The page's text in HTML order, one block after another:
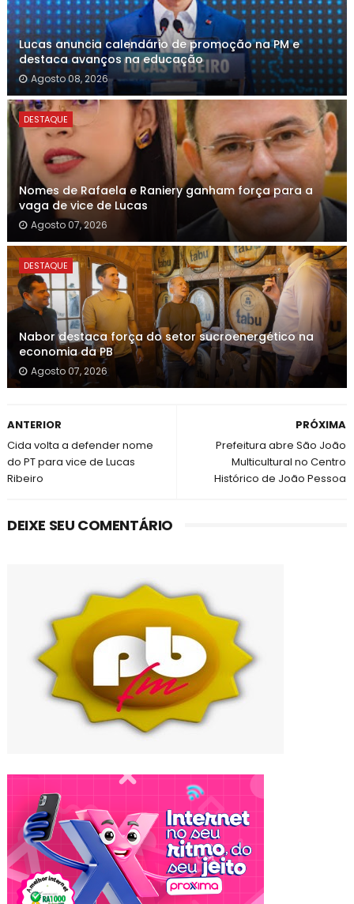
Lucas anuncia calendário de promoção na PM e
destaca avanços na educação
Agosto 08, 2026
DESTAQUE
Nomes de Rafaela e Raniery ganham força para a
vaga de vice de Lucas
Agosto 07, 2026
DESTAQUE
Nabor destaca força do setor sucroenergético na
economia da PB
Agosto 07, 2026
PRÓXIMA
Prefeitura abre São João
Multicultural no Centro
Histórico de João Pessoa
ANTERIOR
Cida volta a defender nome
do PT para vice de Lucas
Ribeiro
DEIXE SEU COMENTÁRIO